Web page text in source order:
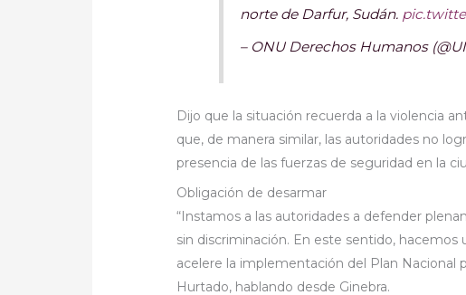
norte de Darfur, Sudán.
– ONU Derechos Humanos
Dijo que la situación recuerda a la violencia
que, de manera similar, las autoridades no
presencia de las fuerzas de seguridad en la
Obligación de desarmar
“Instamos a las autoridades a defender
sin discriminación. En este sentido, hacemos
acelere la implementación del Plan Nacional
Hurtado, hablando desde Ginebra.